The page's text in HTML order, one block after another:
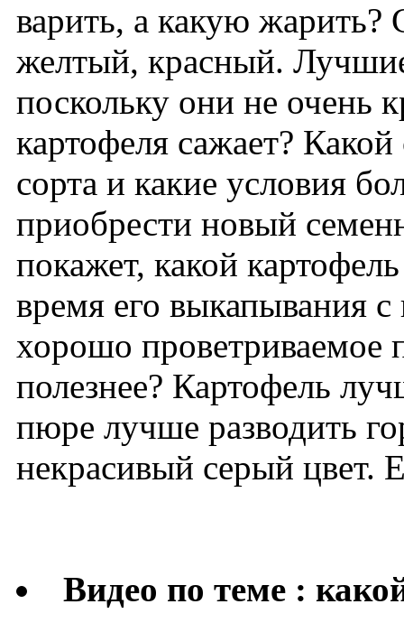
варить, а какую жарить?
желтый, красный.
поскольку они не очень
картофеля сажает?
сорта и какие условия
приобрести новый
покажет, какой
время его выкапывания
хорошо проветриваемое
полезнее? Картофель
пюре лучше разводить
некрасивый серый цвет.
Видео по теме :